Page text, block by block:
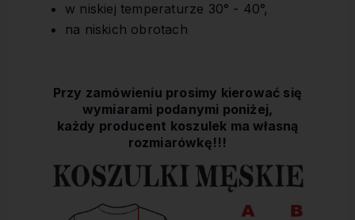
w niskiej temperaturze 30° - 40°,
na niskich obrotach
Przy zamówieniu prosimy kierować się
wymiarami podanymi poniżej,
każdy producent koszulek ma własną
rozmiarówkę!!!